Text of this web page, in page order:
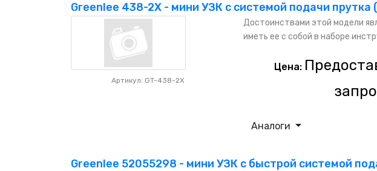
Greenlee 438-2X - мини УЗК с системой подачи
Артикул: GT-438-2X
Достоинствами этой модели
иметь ее с собой в наборе
Цена:
Аналоги
Greenlee 52055298 - мини УЗК с быстрой системой